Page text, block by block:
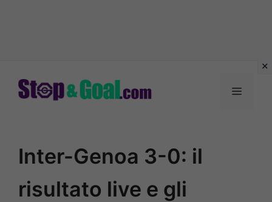
Menu
Inter-Genoa 3-0: il
risultato live e gli